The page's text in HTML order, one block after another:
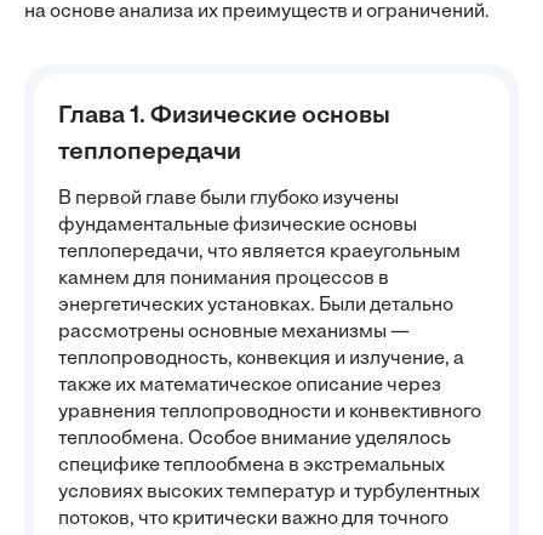
на основе анализа их преимуществ и ограничений.
Глава 1. Физические основы
теплопередачи
В первой главе были глубоко изучены
фундаментальные физические основы
теплопередачи, что является краеугольным
камнем для понимания процессов в
энергетических установках. Были детально
рассмотрены основные механизмы —
теплопроводность, конвекция и излучение, а
также их математическое описание через
уравнения теплопроводности и конвективного
теплообмена. Особое внимание уделялось
специфике теплообмена в экстремальных
условиях высоких температур и турбулентных
потоков, что критически важно для точного